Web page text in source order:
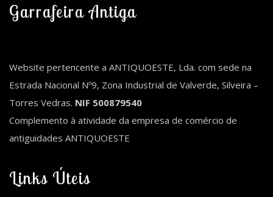
Garrafeira Antiga
Website pertencente a ANTIQUOESTE, Lda. com sede na
Estrada Nacional Nº9, Zona Industrial de Valverde, Silveira –
Torres Vedras. NIF 500879540
Complemento à atividade da empresa de comércio de
antiguidades ANTIQUOESTE
Links Úteis